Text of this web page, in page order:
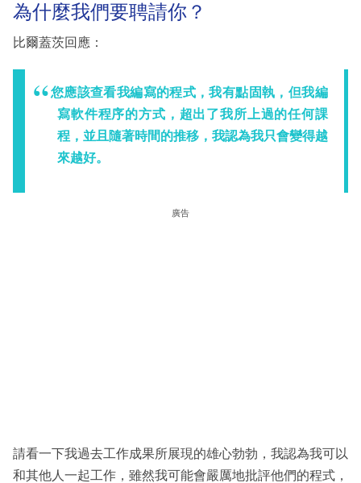
為什麼我們要聘請你？
比爾蓋茨回應：
您應該查看我編寫的程式，我有點固執，但我編
寫軟件程序的方式，超出了我所上過的任何課
程，並且隨著時間的推移，我認為我只會變得越
來越好。
廣告
請看一下我過去工作成果所展現的雄心勃勃，我認為我可以
和其他人一起工作，雖然我可能會嚴厲地批評他們的程式，